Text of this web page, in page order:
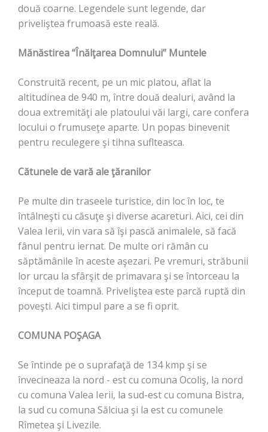
două coarne. Legendele sunt legende, dar
priveliştea frumoasă este reală.
Mănăstirea “Înălţarea Domnului” Muntele
Construită recent, pe un mic platou, aflat la
altitudinea de 940 m, între două dealuri, având la
doua extremităţi ale platoului văi largi, care confera
locului o frumuseţe aparte. Un popas binevenit
pentru reculegere şi tihna suflteasca.
Cătunele de vară ale ţăranilor
Pe multe din traseele turistice, din loc în loc, te
întâlneşti cu căsuţe şi diverse acareturi. Aici, cei din
Valea Ierii, vin vara să îşi pască animalele, să facă
fânul pentru iernat. De multe ori rămân cu
săptămânile în aceste aşezari. Pe vremuri, străbunii
lor urcau la sfârşit de primavara şi se întorceau la
început de toamnă. Priveliştea este parcă ruptă din
poveşti. Aici timpul pare a se fi oprit.
COMUNA POŞAGA
Se întinde pe o suprafaţă de 134 kmp şi se
învecineaza la nord - est cu comuna Ocoliş, la nord
cu comuna Valea Ierii, la sud-est cu comuna Bistra,
la sud cu comuna Sălciua şi la est cu comunele
Rîmetea şi Livezile.